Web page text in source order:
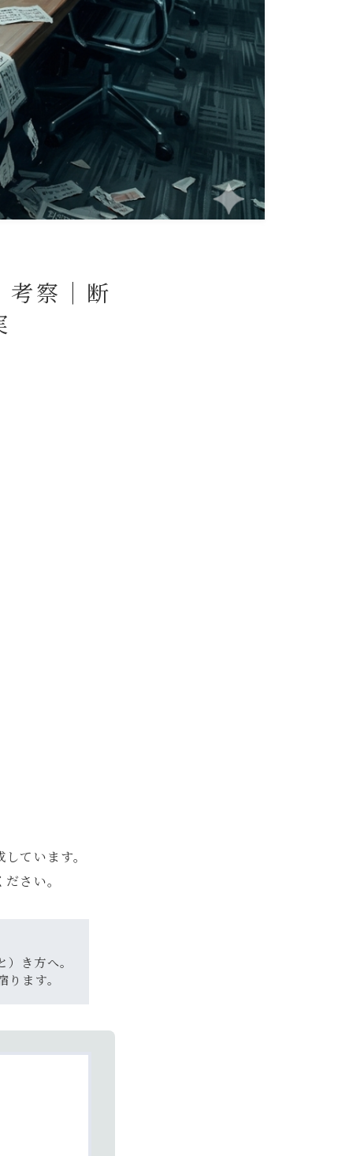
考察｜断
ています。
さい。
き方へ。
ます。